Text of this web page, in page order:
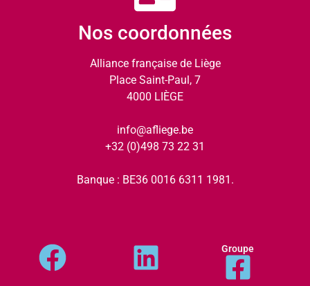
Nos coordonnées
Alliance française de Liège
Place Saint-Paul, 7
4000 LIÈGE
info@afliege.be
+32 (0)498 73 22 31
Banque : BE36 0016 6311 1981.
Groupe